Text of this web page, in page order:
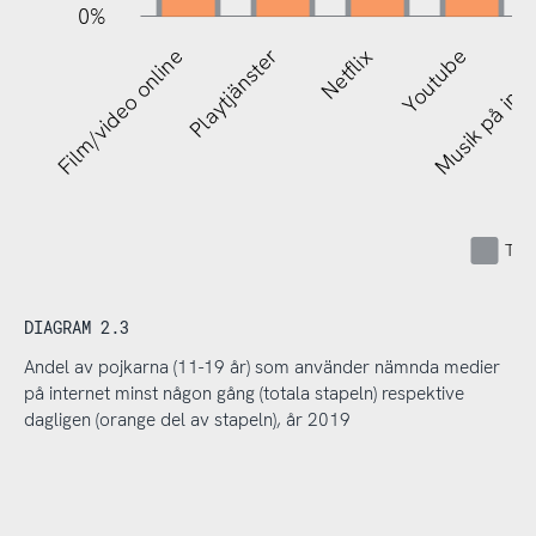
0%
Film/video onlinePlaytjänster Netflix Youtube
Musik på
DIAGRAM 2.3
Andel av pojkarna (11-19 år) som använder nämnda medier
på internet minst någon gång (totala stapeln) respektive
dagligen (orange del av stapeln), år 2019